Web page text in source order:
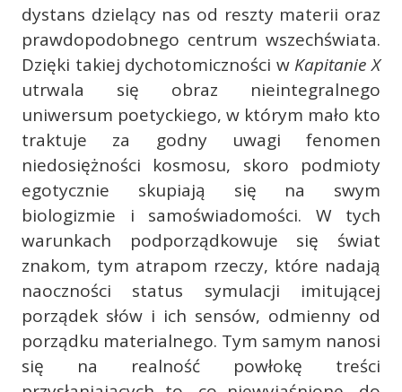
dystans dzielący nas od reszty materii oraz
prawdopodobnego centrum wszechświata.
Dzięki takiej dychotomiczności w Kapitanie X
utrwala się obraz nieintegralnego
uniwersum poetyckiego, w którym mało kto
traktuje za godny uwagi fenomen
niedosiężności kosmosu, skoro podmioty
egotycznie skupiają się na swym
biologizmie i samoświadomości. W tych
warunkach podporządkowuje się świat
znakom, tym atrapom rzeczy, które nadają
naoczności status symulacji imitującej
porządek słów i ich sensów, odmienny od
porządku materialnego. Tym samym nanosi
się na realność powłokę treści